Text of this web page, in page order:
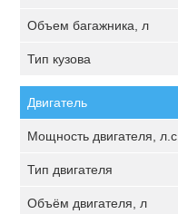
Объем багажника, л
Тип кузова
Двигатель
Мощность двигателя, л.с.
Тип двигателя
Объём двигателя, л